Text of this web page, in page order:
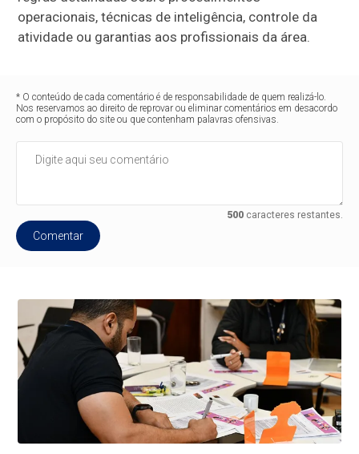
operacionais, técnicas de inteligência, controle da
atividade ou garantias aos profissionais da área.
* O conteúdo de cada comentário é de responsabilidade de quem realizá-lo.
Nos reservamos ao direito de reprovar ou eliminar comentários em desacordo
com o propósito do site ou que contenham palavras ofensivas.
500caracteres restantes.
Comentar